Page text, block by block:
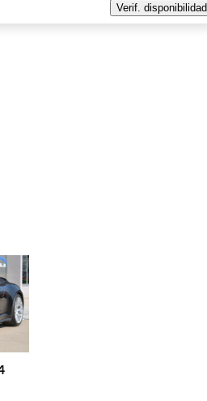
Verif. disponibilidad